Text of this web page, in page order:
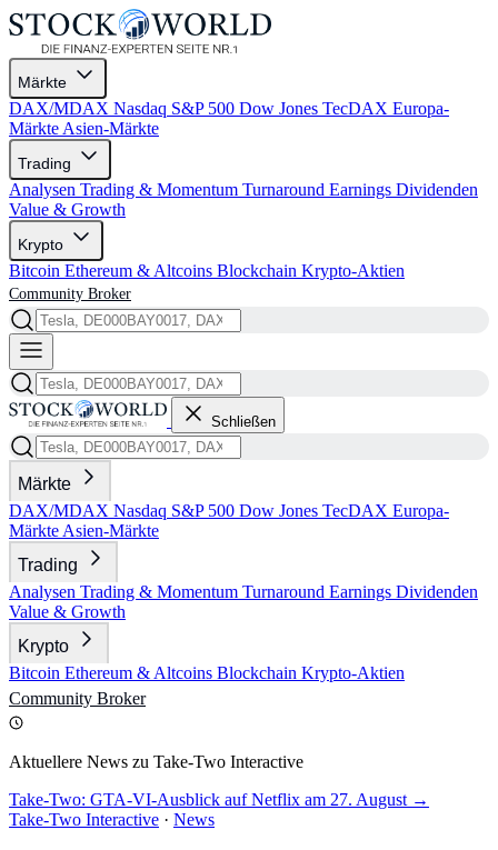
Märkte
DAX/MDAX Nasdaq S&P 500 Dow Jones TecDAX Europa-
Märkte Asien-Märkte
Trading
Analysen Trading & Momentum Turnaround Earnings Dividenden
Value & Growth
Krypto
Bitcoin Ethereum & Altcoins Blockchain Krypto-Aktien
Community Broker
Schließen
Märkte
DAX/MDAX Nasdaq S&P 500 Dow Jones TecDAX Europa-
Märkte Asien-Märkte
Trading
Analysen Trading & Momentum Turnaround Earnings Dividenden
Value & Growth
Krypto
Bitcoin Ethereum & Altcoins Blockchain Krypto-Aktien
Community Broker
Aktuellere News zu Take-Two Interactive
Take-Two: GTA-VI-Ausblick auf Netflix am 27. August →
Take-Two Interactive · News